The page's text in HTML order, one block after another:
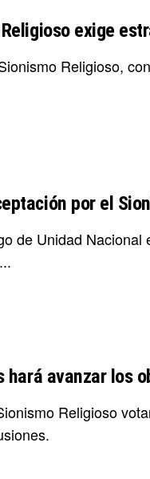
exige
Religioso,
por el
de Unidad
hará avanzar los
Religioso